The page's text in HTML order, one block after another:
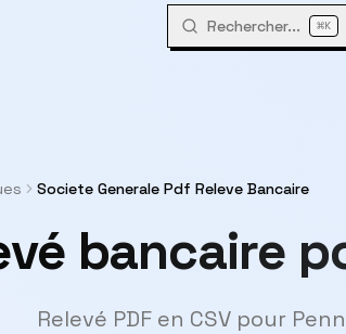
Rechercher... ⌘K
Societe Generale Pdf Releve Bancaire
bancaire
Relevé PDF en CSV pour